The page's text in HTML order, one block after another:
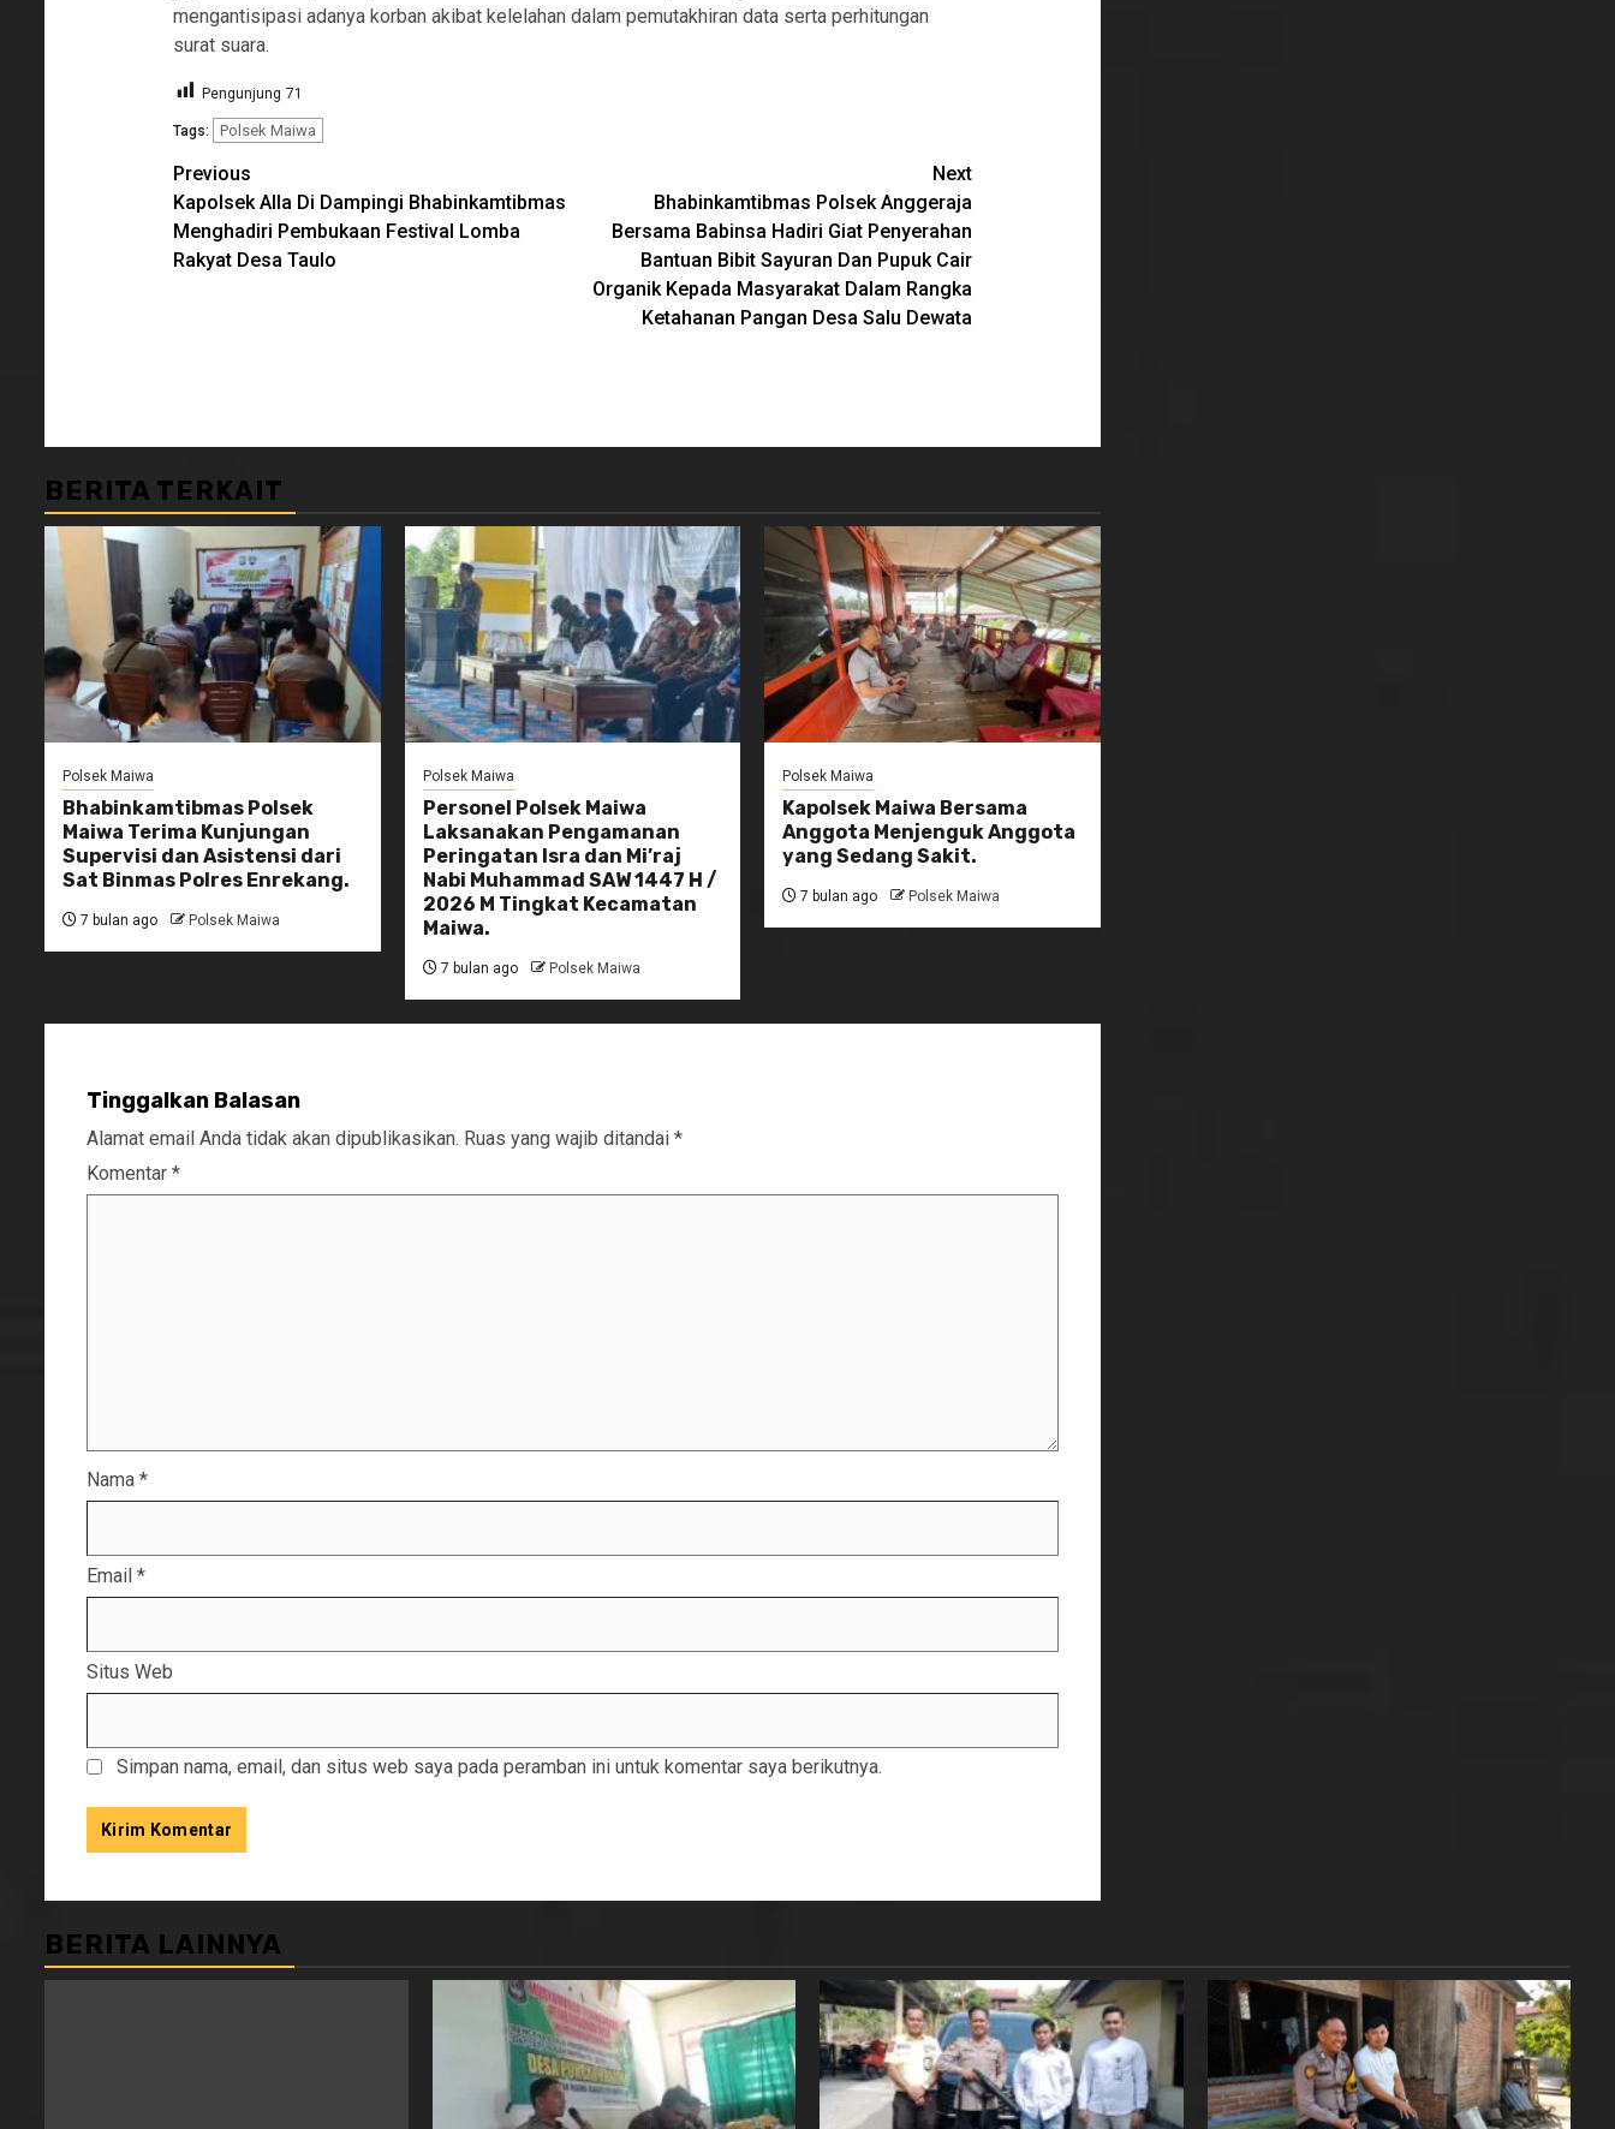
mengantisipasi adanya korban akibat kelelahan dalam pemutakhiran data serta perhitungan
surat suara.
Pengunjung 71
Tags: Polsek Maiwa
Continue
Reading
Previous
Kapolsek Alla Di Dampingi Bhabinkamtibmas
Menghadiri Pembukaan Festival Lomba
Rakyat Desa Taulo
Next
Bhabinkamtibmas Polsek Anggeraja
Bersama Babinsa Hadiri Giat Penyerahan
Bantuan Bibit Sayuran Dan Pupuk Cair
Organik Kepada Masyarakat Dalam Rangka
Ketahanan Pangan Desa Salu Dewata
BERITA TERKAIT
Polsek Maiwa
Bhabinkamtibmas Polsek
Maiwa Terima Kunjungan
Supervisi dan Asistensi dari
Sat Binmas Polres Enrekang.
7 bulan ago Polsek Maiwa
Polsek Maiwa
Personel Polsek Maiwa
Laksanakan Pengamanan
Peringatan Isra dan Mi’raj
Nabi Muhammad SAW 1447 H /
2026 M Tingkat Kecamatan
Maiwa.
7 bulan ago Polsek Maiwa
Polsek Maiwa
Kapolsek Maiwa Bersama
Anggota Menjenguk Anggota
yang Sedang Sakit.
7 bulan ago Polsek Maiwa
Tinggalkan Balasan
Alamat email Anda tidak akan dipublikasikan. Ruas yang wajib ditandai *
Komentar *
Nama *
Email *
Situs Web
Simpan nama, email, dan situs web saya pada peramban ini untuk komentar saya berikutnya.
BERITA LAINNYA